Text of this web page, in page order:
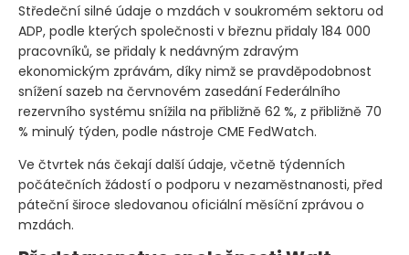
Středeční silné údaje o mzdách v soukromém sektoru od
ADP, podle kterých společnosti v březnu přidaly 184 000
pracovníků, se přidaly k nedávným zdravým
ekonomickým zprávám, díky nimž se pravděpodobnost
snížení sazeb na červnovém zasedání Federálního
rezervního systému snížila na přibližně 62 %, z přibližně 70
% minulý týden, podle nástroje CME FedWatch.
Ve čtvrtek nás čekají další údaje, včetně týdenních
počátečních žádostí o podporu v nezaměstnanosti, před
páteční široce sledovanou oficiální měsíční zprávou o
mzdách.